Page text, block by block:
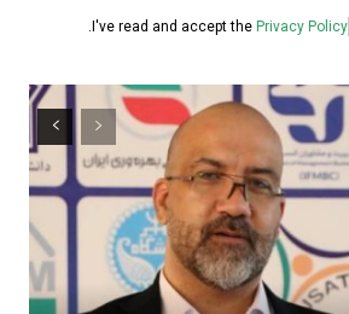
I've read and accept the Privacy Policy